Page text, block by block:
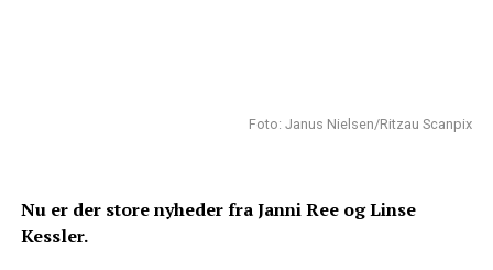
Foto: Janus Nielsen/Ritzau Scanpix
Nu er der store nyheder fra Janni Ree og Linse
Kessler.